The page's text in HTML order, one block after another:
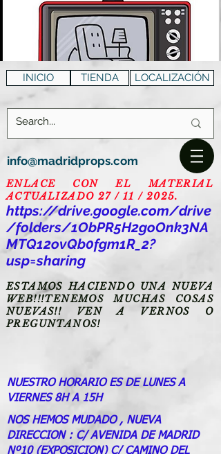
INICIO TIENDA LOCALIZACIÓN
info@madridprops.com
ENLACE CON EL MATERIAL
ACTUALIZADO 27 / 11 / 2025.
https://drive.google.com/drive
/folders/1ObPR5H2goOnk3NA
MTQ12ovQb0fgm1R_2?
usp=sharing
ESTAMOS HACIENDO UNA NUEVA
WEB!!!TENEMOS MUCHAS COSAS
NUEVAS!! VEN A VERNOS O
PREGUNTANOS!
NUESTRO HORARIO ES DE LUNES A
VIERNES 8H A 15H
NOS HEMOS MUDADO , NUEVA
DIRECCION : C/ AVENIDA DE MADRID
Nº10 (EXPOSICION) C/ CAMINO DEL